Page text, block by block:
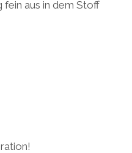
fein aus in dem Stoff